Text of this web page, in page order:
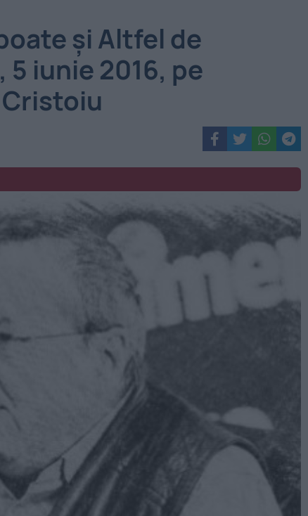
și Altfel de
iunie 2016, pe